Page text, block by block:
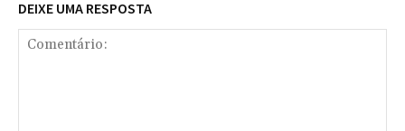
DEIXE UMA RESPOSTA